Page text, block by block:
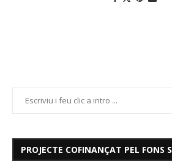
PROJECTE COFINANÇAT PEL FONS